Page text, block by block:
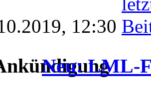
12:30
Neu: LML-